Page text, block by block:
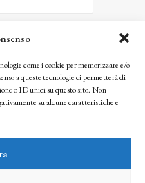
come i cookie per memorizzare e/o
a queste tecnologie ci permetterà di
o ID unici su questo sito. Non
su alcune caratteristiche e
informazioni saranno trattate
dell’Istituto Matteucci